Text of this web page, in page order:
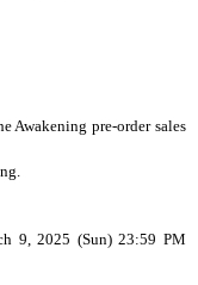
Awakening pre-order sales
9, 2025 (Sun) 23:59 PM